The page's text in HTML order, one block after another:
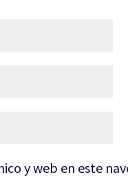
y web en este